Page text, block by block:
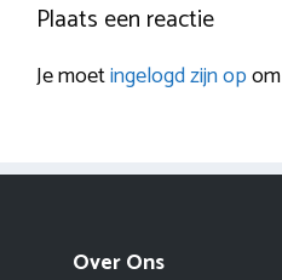
Plaats een reactie
Je moetingelogd zijn op
Over Ons